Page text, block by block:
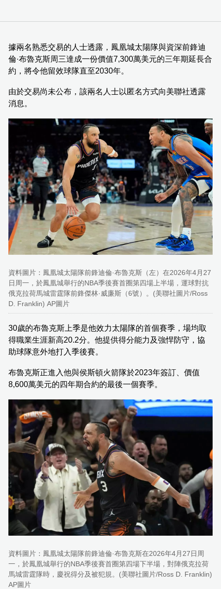
據兩名熟悉交易的人士透露，鳳凰城太陽隊與資深前鋒迪
倫·布魯克斯周三達成一份價值7,300萬美元的三年期延長合
約，將令他留效球隊直至2030年。
由於交易尚未公布，該兩名人士以匿名方式向美聯社透露
消息。
資料圖片：鳳凰城太陽隊前鋒迪倫·布魯克斯（左）在2026年4月27
日周一，於鳳凰城舉行的NBA季後賽首圈第四場上半場，運球對抗
俄克拉荷馬城雷霆隊前鋒傑林·威廉斯（6號）。(美聯社圖片/Ross
D. Franklin) AP圖片
30歲的布魯克斯上季是他效力太陽隊的首個賽季，場均取
得職業生涯新高20.2分。他提供得分能力及強悍防守，協
助球隊意外地打入季後賽。
布魯克斯正進入他與侯斯頓火箭隊於2023年簽訂、價值
8,600萬美元的四年期合約的最後一個賽季。
資料圖片：鳳凰城太陽隊前鋒迪倫·布魯克斯在2026年4月27日周
一，於鳳凰城舉行的NBA季後賽首圈第四場下半場，對陣俄克拉荷
馬城雷霆隊時，慶祝得分及被犯規。(美聯社圖片/Ross D. Franklin)
AP圖片